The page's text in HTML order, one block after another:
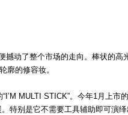
动了整个市场的走向。棒状的高
廓的修容妆。
MULTI STICK”。今年1月上
特别是它不需要工具辅助即可演